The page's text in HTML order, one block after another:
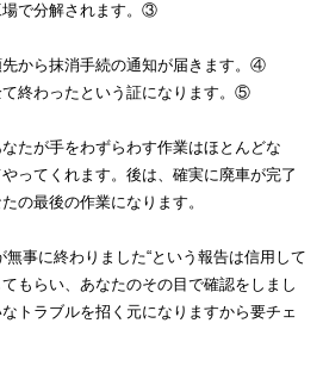
場で分解されます。③
から抹消手続の通知が届きます。④
終わったという証になります。⑤
たが手をわずらわす作業はほとんどな
ってくれます。後は、確実に廃車が完了
の最後の作業になります。
無事に終わりました“という報告は信用して
もらい、あなたのその目で確認をしまし
トラブルを招く元になりますから要チェ